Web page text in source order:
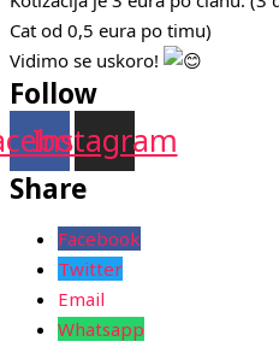
Cat od 0,5 eura po timu)
Vidimo se uskoro!
Follow
Instagram
Share
Facebook
Twitter
Email
Whatsapp